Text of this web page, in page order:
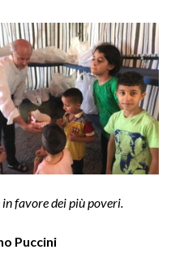
favore dei più poveri.
Puccini